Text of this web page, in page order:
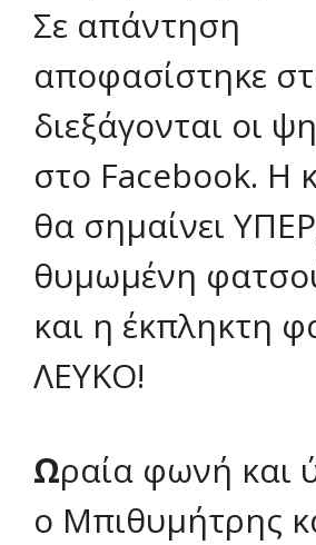
Σε απάντηση
αποφασίστηκε
διεξάγονται οι
στο Facebook. Η
θα σημαίνει
θυμωμένη
και η έκπληκτη
ΛΕΥΚΟ!
Ωραία φωνή και
ο Μπιθυμήτρης